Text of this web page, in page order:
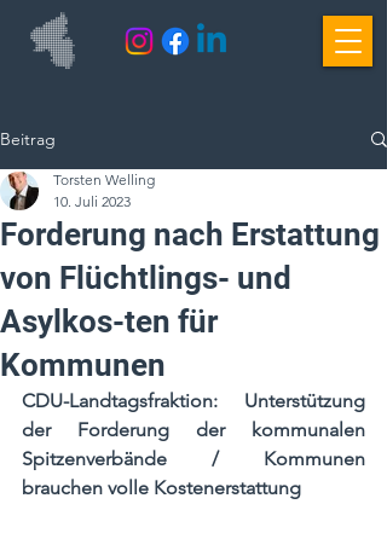
Beitrag
Forderung nach Erstattung
von Flüchtlings- und
Asylkos-ten für
Kommunen
Torsten Welling
10. Juli 2023
CDU-Landtagsfraktion: Unterstützung
der Forderung der kommunalen
Spitzenverbände / Kommunen
brauchen volle Kostenerstattung